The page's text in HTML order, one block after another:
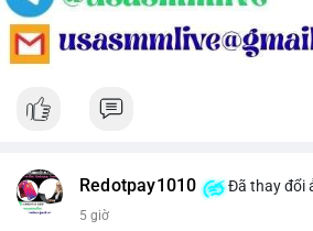
Redotpay1010 Đã thay đổi
5 giờ